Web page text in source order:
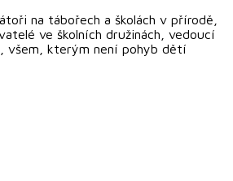
na tábořech a školách v přírodě,
ve školních družinách, vedoucí
všem, kterým není pohyb dětí